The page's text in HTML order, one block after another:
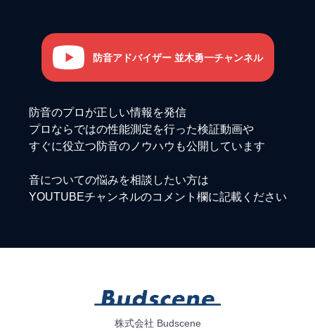
防音アドバイザー 並木勇一チャンネル
防音のプロが正しい情報を発信
プロならではの性能測定を行った検証動画や
すぐに役立つ防音のノウハウも公開しています
音についての悩みを相談したい方は
YOUTUBEチャンネルのコメント欄に記載ください
株式会社 Budscene